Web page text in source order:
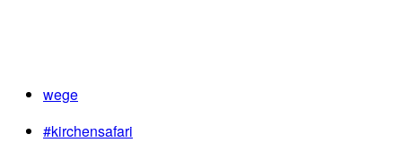
wege
#kirchensafari